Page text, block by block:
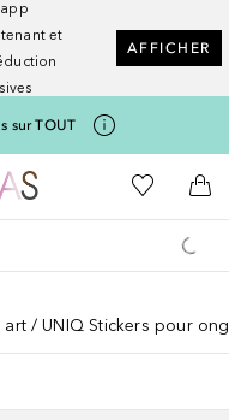
et
AFFICHER
sur TOUT
Vers l'accueil Nocibé
Vers Ma
art UNIQ Stickers pour